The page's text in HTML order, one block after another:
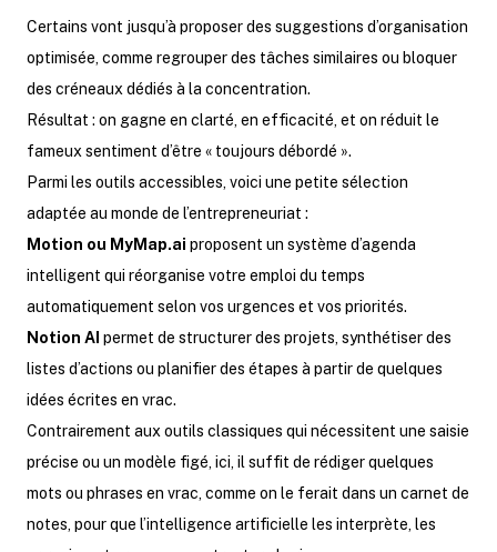
Certains vont jusqu’à proposer des suggestions d’organisation
optimisée, comme regrouper des tâches similaires ou bloquer
des créneaux dédiés à la concentration.
Résultat : on gagne en clarté, en efficacité, et on réduit le
fameux sentiment d’être « toujours débordé ».
Parmi les outils accessibles, voici une petite sélection
adaptée au monde de l’entrepreneuriat :
Motion ou MyMap.ai proposent un système d’agenda
intelligent qui réorganise votre emploi du temps
automatiquement selon vos urgences et vos priorités.
Notion AI permet de structurer des projets, synthétiser des
listes d’actions ou planifier des étapes à partir de quelques
idées écrites en vrac.
Contrairement aux outils classiques qui nécessitent une saisie
précise ou un modèle figé, ici, il suffit de rédiger quelques
mots ou phrases en vrac, comme on le ferait dans un carnet de
notes, pour que l’intelligence artificielle les interprète, les